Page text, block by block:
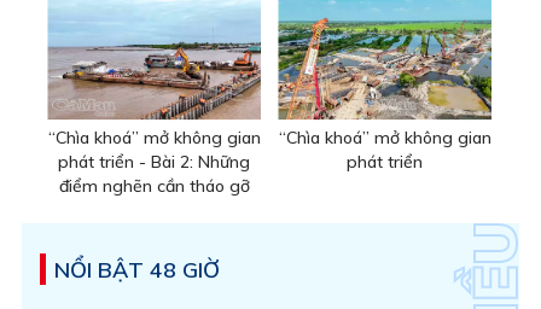
“Chìa khoá” mở không gian
phát triển - Bài 2: Những
điểm nghẽn cần tháo gỡ
“Chìa khoá” mở không gian
phát triển
NỔI BẬT 48 GIỜ